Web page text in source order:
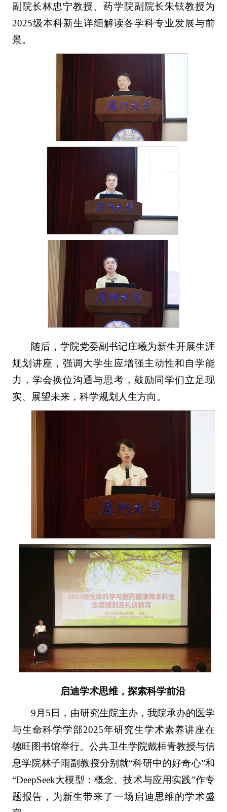
副院长林忠宁教授、药学院副院长朱铉教授为
2025级本科新生详细解读各学科专业发展与前
景。
随后，学院党委副书记庄曦为新生开展生涯
规划讲座，强调大学生应增强主动性和自学能
力，学会换位沟通与思考，鼓励同学们立足现
实、展望未来，科学规划人生方向。
启迪学术思维，探索科学前沿
9月5日，由研究生院主办，我院承办的医学
与生命科学学部2025年研究生学术素养讲座在
德旺图书馆举行。公共卫生学院戴桓青教授与信
息学院林子雨副教授分别就“科研中的好奇心”和
“DeepSeek大模型：概念、技术与应用实践”作专
题报告，为新生带来了一场启迪思维的学术盛